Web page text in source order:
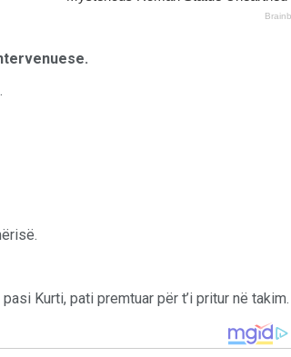
Kurti, pati premtuar për t’i pritur në takim.